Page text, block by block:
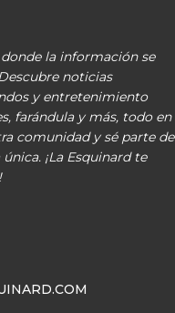
donde la información se
noticias
y entretenimiento
farándula y más, todo en
comunidad y sé parte de
¡La Esquinard te